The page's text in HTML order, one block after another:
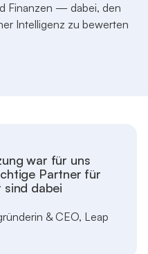
Finanzen — dabei, den
Intelligenz zu bewerten
war für uns
Partner für
sind dabei
& CEO, Leap